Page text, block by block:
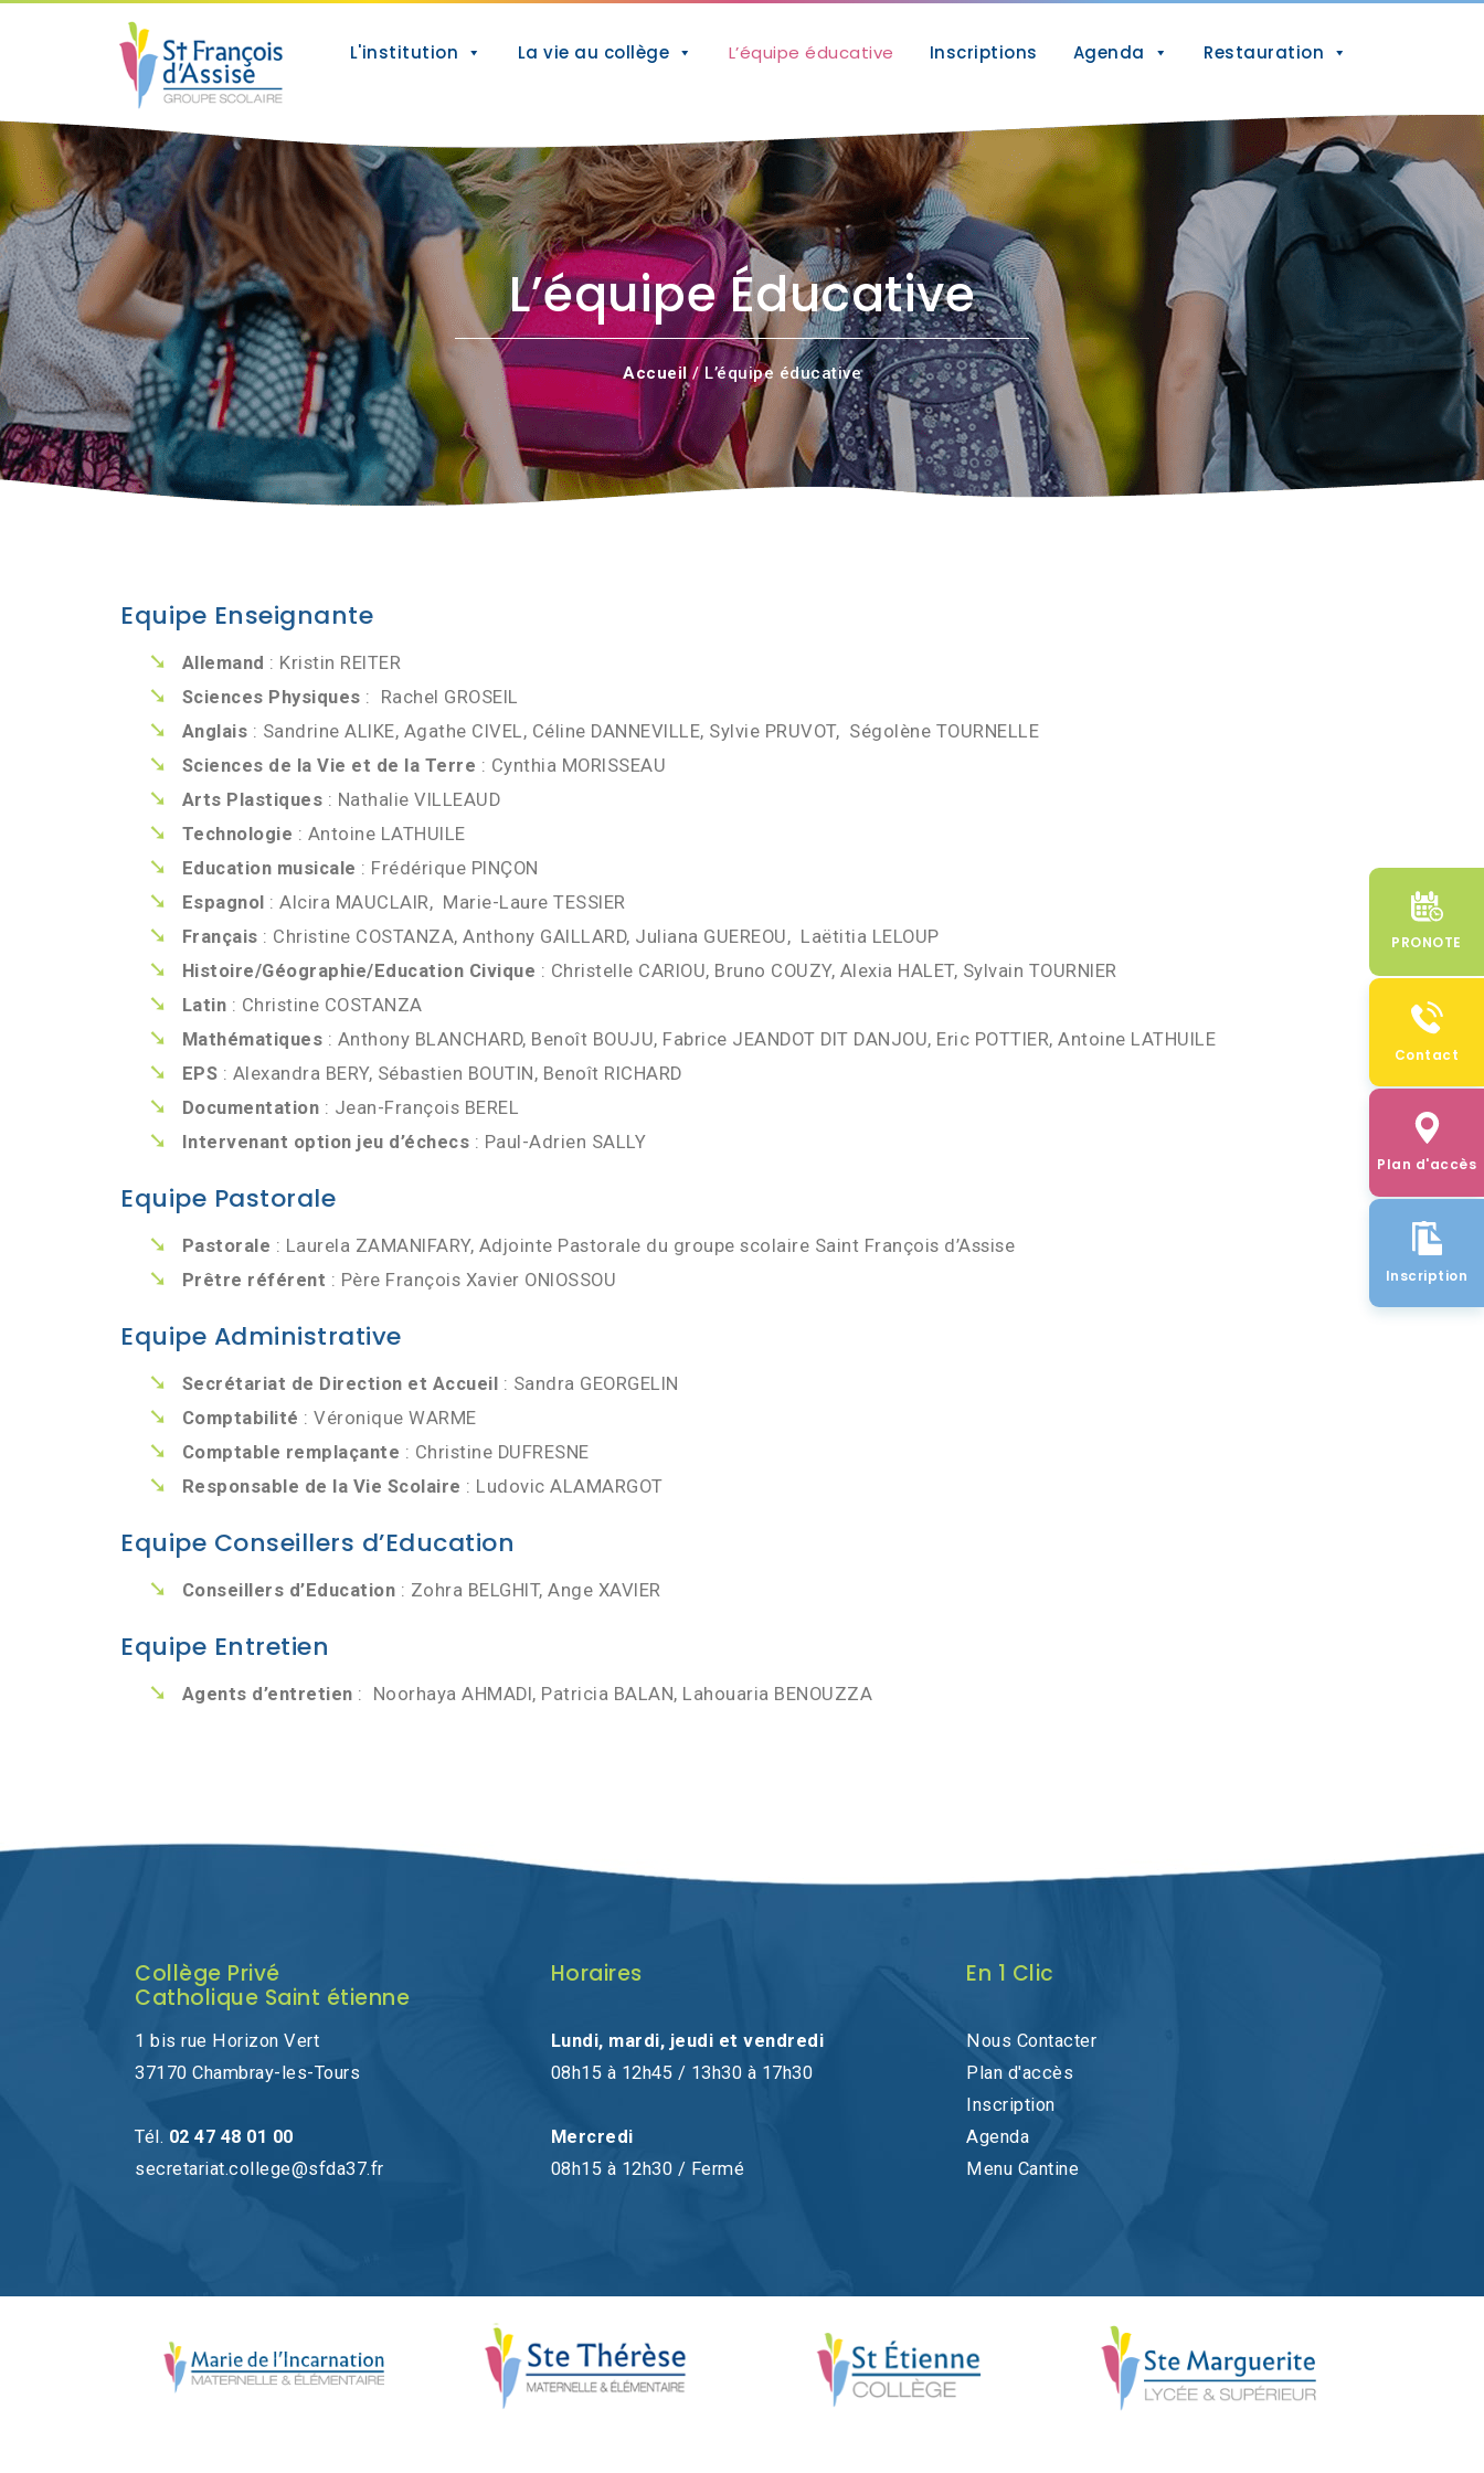
PRONOTE
Contact
Plan d'accès
Inscription
L'institution La vie au collège L’équipe éducative Inscriptions Agenda Restauration
L’équipe Éducative
Accueil/ L’équipe éducative
Equipe Enseignante
Allemand : Kristin REITER
Sciences Physiques : Rachel GROSEIL
Anglais : Sandrine ALIKE, Agathe CIVEL, Céline DANNEVILLE, Sylvie PRUVOT, Ségolène TOURNELLE
Sciences de la Vie et de la Terre : Cynthia MORISSEAU
Arts Plastiques : Nathalie VILLEAUD
Technologie : Antoine LATHUILE
Education musicale : Frédérique PINÇON
Espagnol : Alcira MAUCLAIR, Marie-Laure TESSIER
Français : Christine COSTANZA, Anthony GAILLARD, Juliana GUEREOU, Laëtitia LELOUP
Histoire/Géographie/Education Civique : Christelle CARIOU, Bruno COUZY, Alexia HALET, Sylvain TOURNIER
Latin : Christine COSTANZA
Mathématiques : Anthony BLANCHARD, Benoît BOUJU, Fabrice JEANDOT DIT DANJOU, Eric POTTIER, Antoine LATHUILE
EPS : Alexandra BERY, Sébastien BOUTIN, Benoît RICHARD
Documentation : Jean-François BEREL
Intervenant option jeu d’échecs : Paul-Adrien SALLY
Equipe Pastorale
Pastorale : Laurela ZAMANIFARY, Adjointe Pastorale du groupe scolaire Saint François d’Assise
Prêtre référent : Père François Xavier ONIOSSOU
Equipe Administrative
Secrétariat de Direction et Accueil : Sandra GEORGELIN
Comptabilité : Véronique WARME
Comptable remplaçante : Christine DUFRESNE
Responsable de la Vie Scolaire : Ludovic ALAMARGOT
Equipe Conseillers d’Education
Conseillers d’Education : Zohra BELGHIT, Ange XAVIER
Equipe Entretien
Agents d’entretien : Noorhaya AHMADI, Patricia BALAN, Lahouaria BENOUZZA
Collège Privé
Catholique Saint étienne
1 bis rue Horizon Vert
37170 Chambray-les-Tours
Tél. 02 47 48 01 00
secretariat.college@sfda37.fr
Horaires
Lundi, mardi, jeudi et vendredi
08h15 à 12h45 / 13h30 à 17h30
Mercredi
08h15 à 12h30 / Fermé
En 1 Clic
Nous Contacter
Plan d'accès
Inscription
Agenda
Menu Cantine